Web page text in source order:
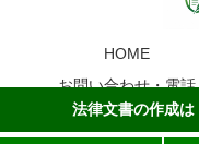
HOME
お問い合わせ・電話
内
法律文書の作成